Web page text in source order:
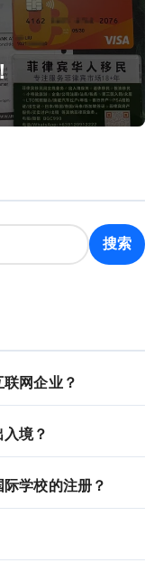
搜索
网企业？
境？
学校的注册？